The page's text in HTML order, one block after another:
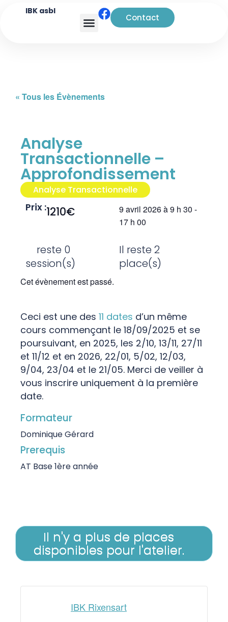
IBK asbl
Contact
« Tous les Évènements
Analyse
Transactionnelle –
Approfondissement
Analyse Transactionnelle
Prix :1210€ 9 avril 2026à9 h 30 -
17 h 00
reste 0
session(s)
Il reste 2
place(s)
Cet évènement est passé.
Ceci est une des 11 dates d’un même
cours commençant le 18/09/2025 et se
poursuivant, en 2025, les 2/10, 13/11, 27/11
et 11/12 et en 2026, 22/01, 5/02, 12/03,
9/04, 23/04 et le 21/05. Merci de veiller à
vous inscrire uniquement à la première
date.
Formateur
Dominique Gérard
Prerequis
AT Base 1ère année
Il n'y a plus de places
disponibles pour l'atelier.
IBK Rixensart